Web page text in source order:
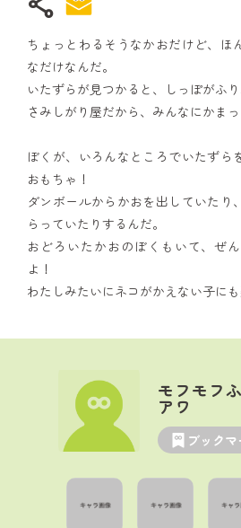
ちょっとわるそうなかおだけど、ほ
なだけなんだ。
いたずらが見つかると、しっぽがふり
さみしがり屋だから、みんなにかまっ
ぼくが、いろんなところでいたずら
おもちゃ！
ダンボールからかおを出していたり
らっていたりするんだ。
おどろいたかおのぼくもいて、ぜ
よ！
わたしみたいにネコがかえない子に
モフモフ
アワ
ブック